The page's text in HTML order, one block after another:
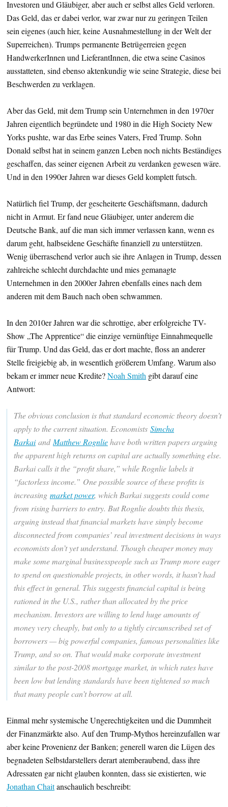
Investoren und Gläubiger, aber auch er selbst alles Geld verloren.
Das Geld, das er dabei verlor, war zwar nur zu geringen Teilen
sein eigenes (auch hier, keine Ausnahmestellung in der Welt der
Superreichen). Trumps permanente Betrügerreien gegen
HandwerkerInnen und LieferantInnen, die etwa seine Casinos
ausstatteten, sind ebenso aktenkundig wie seine Strategie, diese bei
Beschwerden zu verklagen.
Aber das Geld, mit dem Trump sein Unternehmen in den 1970er
Jahren eigentlich begründete und 1980 in die High Society New
Yorks pushte, war das Erbe seines Vaters, Fred Trump. Sohn
Donald selbst hat in seinem ganzen Leben noch nichts Beständiges
geschaffen, das seiner eigenen Arbeit zu verdanken gewesen wäre.
Und in den 1990er Jahren war dieses Geld komplett futsch.
Natürlich fiel Trump, der gescheiterte Geschäftsmann, dadurch
nicht in Armut. Er fand neue Gläubiger, unter anderem die
Deutsche Bank, auf die man sich immer verlassen kann, wenn es
darum geht, halbseidene Geschäfte finanziell zu unterstützen.
Wenig überraschend verlor auch sie ihre Anlagen in Trump, dessen
zahlreiche schlecht durchdachte und mies gemanagte
Unternehmen in den 2000er Jahren ebenfalls eines nach dem
anderen mit dem Bauch nach oben schwammen.
In den 2010er Jahren war die schrottige, aber erfolgreiche TV-
Show „The Apprentice“ die einzige vernünftige Einnahmequelle
für Trump. Und das Geld, das er dort machte, floss an anderer
Stelle freigiebig ab, in wesentlich größerem Umfang. Warum also
bekam er immer neue Kredite?Noah Smith gibt darauf eine
Antwort:
The obvious conclusion is that standard economic theory doesn’t
apply to the current situation. Economists Simcha
Barkaiand Matthew Rognliehave both written papers arguing
the apparent high returns on capital are actually something else.
Barkai calls it the “profit share,” while Rognlie labels it
“factorless income.” One possible source of these profits is
increasing market power, which Barkai suggests could come
from rising barriers to entry. But Rognlie doubts this thesis,
arguing instead that financial markets have simply become
disconnected from companies’ real investment decisions in ways
economists don’t yet understand. Though cheaper money may
make some marginal businesspeople such as Trump more eager
to spend on questionable projects, in other words, it hasn’t had
this effect in general. This suggests financial capital is being
rationed in the U.S., rather than allocated by the price
mechanism. Investors are willing to lend huge amounts of
money very cheaply, but only to a tightly circumscribed set of
borrowers — big powerful companies, famous personalities like
Trump, and so on. That would make corporate investment
similar to the post-2008 mortgage market, in which rates have
been low but lending standards have been tightened so much
that many people can’t borrow at all.
Einmal mehr systemische Ungerechtigkeiten und die Dummheit
der Finanzmärkte also. Auf den Trump-Mythos hereinzufallen war
aber keine Provenienz der Banken; generell waren die Lügen des
begnadeten Selbstdarstellers derart atemberaubend, dass ihre
Adressaten gar nicht glauben konnten, dass sie existierten, wie
Jonathan Chaitanschaulich beschreibt: